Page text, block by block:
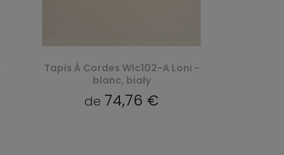
Tapis À Cordes Wlc102-A Loni -
blanc, biały
de 74,76 €